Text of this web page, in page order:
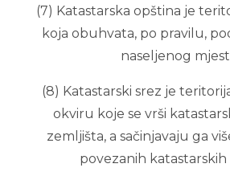
(7) Katastarska opština je
koja obuhvata, po pravilu,
naseljenog
(8) Katastarski srez je
okviru koje se vrši
zemljišta, a sačinjavaju ga
povezanih katastarskih